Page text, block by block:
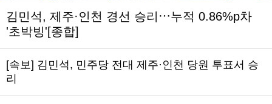
김민석, 제주·인천 경선 승리⋯누적 0.86%p차
'초박빙'[종합]
[속보] 김민석, 민주당 전대 제주·인천 당원 투표서 승
리